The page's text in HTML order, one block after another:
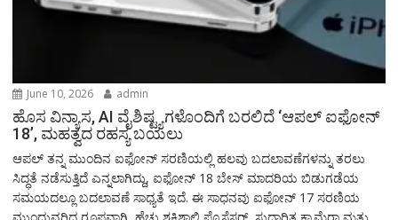
June 10, 2026 admin
ಹೊಸ ವಿನ್ಯಾಸ, AI ವೈಶಿಷ್ಟ್ಯಗಳೊಂದಿಗೆ ಬರಲಿದೆ ‘ಆಪಲ್ ಐಫೋನ್
18’, ಮಹತ್ವದ ರಹಸ್ಯ ಬಯಲು
ಆಪಲ್ ತನ್ನ ಮುಂದಿನ ಐಫೋನ್ ಸರಣಿಯಲ್ಲಿ ಹಲವು ಬದಲಾವಣೆಗಳನ್ನು ತರಲು
ಸಿದ್ಧತೆ ನಡೆಸುತ್ತಿದೆ ಎನ್ನಲಾಗಿದ್ದು, ಐಫೋನ್ 18 ಬೇಸ್ ಮಾದರಿಯ ಬಿಡುಗಡೆಯ
ಸಮಯದಲ್ಲೂ ಬದಲಾವಣೆ ಸಾಧ್ಯತೆ ಇದೆ. ಈ ಸಾಧನವು ಐಫೋನ್ 17 ಸರಣಿಯ